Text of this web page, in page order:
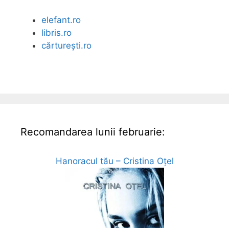
elefant.ro
libris.ro
cărturești.ro
Recomandarea lunii februarie:
Hanoracul tău – Cristina Oțel